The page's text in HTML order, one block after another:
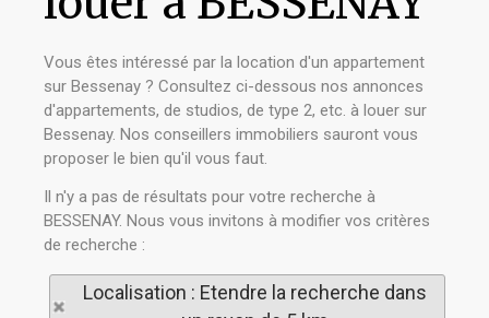
Vous êtes intéressé par la location d'un appartement
sur Bessenay ? Consultez ci-dessous nos annonces
d'appartements, de studios, de type 2, etc. à louer sur
Bessenay. Nos conseillers immobiliers sauront vous
proposer le bien qu'il vous faut.
Il n'y a pas de résultats pour votre recherche à
BESSENAY. Nous vous invitons à modifier vos critères
de recherche :
Localisation : Etendre la recherche dans